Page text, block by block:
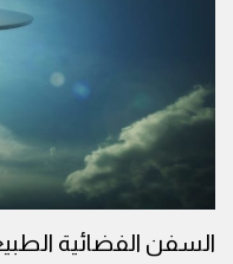
السفن الفضائية